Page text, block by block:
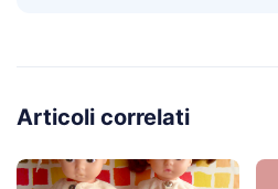
Articoli correlati